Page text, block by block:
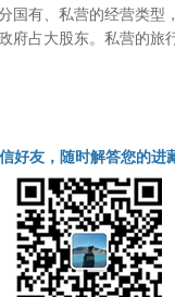
国有、私营的经营类型
府占大股东。私营的旅
好友，随时解答您的进